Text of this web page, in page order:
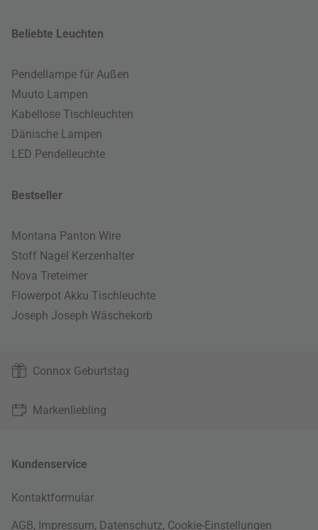
Beliebte Leuchten
Pendellampe für Außen
Muuto Lampen
Kabellose Tischleuchten
Dänische Lampen
LED Pendelleuchte
Bestseller
Montana Panton Wire
Stoff Nagel Kerzenhalter
Nova Treteimer
Flowerpot Akku Tischleuchte
Joseph Joseph Wäschekorb
Connox Geburtstag
Markenliebling
Kundenservice
Kontaktformular
AGB, Impressum, Datenschutz, Cookie-Einstellungen